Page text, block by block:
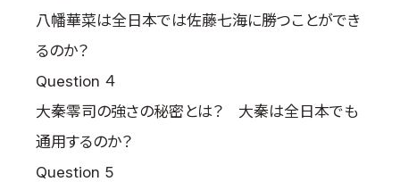
八幡華菜は全日本では佐藤七海に勝つことができ
るのか？
Question ４
大秦零司の強さの秘密とは？ 大秦は全日本でも
通用するのか？
Question 5